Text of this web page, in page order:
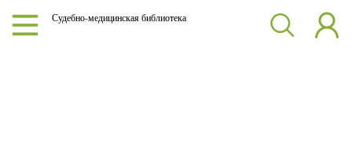
Судебно-медицинская библиотека